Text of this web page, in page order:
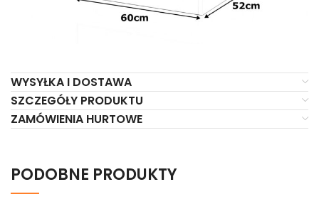
WYSYŁKA I DOSTAWA
SZCZEGÓŁY PRODUKTU
ZAMÓWIENIA HURTOWE
PODOBNE PRODUKTY